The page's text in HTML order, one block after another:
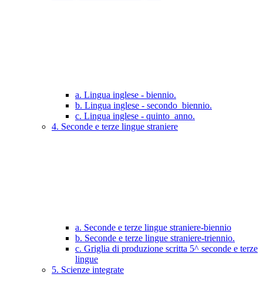
a. Lingua inglese - biennio.
b. Lingua inglese - secondo_biennio.
c. Lingua inglese - quinto_anno.
4. Seconde e terze lingue straniere
a. Seconde e terze lingue straniere-biennio
b. Seconde e terze lingue straniere-triennio.
c. Griglia di produzione scritta 5^ seconde e terze
lingue
5. Scienze integrate